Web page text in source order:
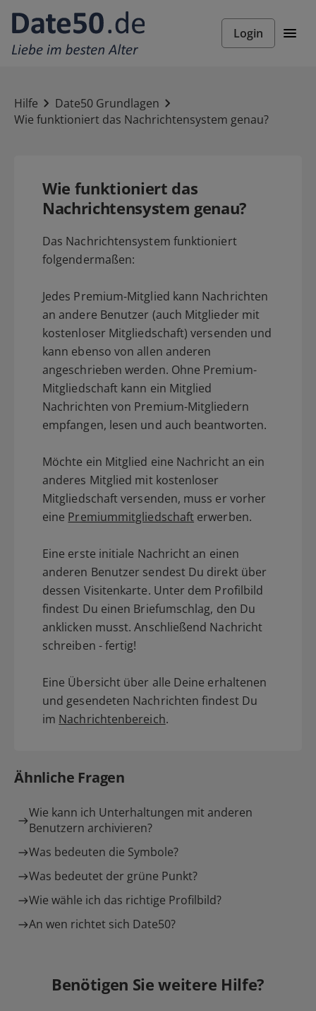
Login
Hilfe
Date50 Grundlagen
Wie funktioniert das Nachrichtensystem genau?
Wie funktioniert das
Nachrichtensystem genau?
Das Nachrichtensystem funktioniert
folgendermaßen:
Jedes Premium-Mitglied kann Nachrichten
an andere Benutzer (auch Mitglieder mit
kostenloser Mitgliedschaft) versenden und
kann ebenso von allen anderen
angeschrieben werden. Ohne Premium-
Mitgliedschaft kann ein Mitglied
Nachrichten von Premium-Mitgliedern
empfangen, lesen und auch beantworten.
Möchte ein Mitglied eine Nachricht an ein
anderes Mitglied mit kostenloser
Mitgliedschaft versenden, muss er vorher
eine Premiummitgliedschaft erwerben.
Eine erste initiale Nachricht an einen
anderen Benutzer sendest Du direkt über
dessen Visitenkarte. Unter dem Profilbild
findest Du einen Briefumschlag, den Du
anklicken musst. Anschließend Nachricht
schreiben - fertig!
Eine Übersicht über alle Deine erhaltenen
und gesendeten Nachrichten findest Du
im Nachrichtenbereich.
Ähnliche Fragen
Wie kann ich Unterhaltungen mit anderen
Benutzern archivieren?
Was bedeuten die Symbole?
Was bedeutet der grüne Punkt?
Wie wähle ich das richtige Profilbild?
An wen richtet sich Date50?
Benötigen Sie weitere Hilfe?